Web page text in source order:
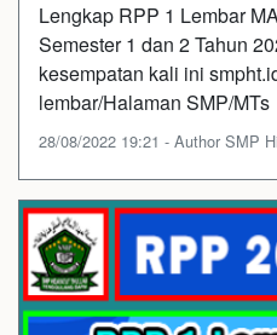
Lengkap RPP 1 Lembar
Semester 1 dan 2 Tahun
kesempatan kali ini
lembar/Halaman SMP/MTs
28/08/2022 19:21 - Author SMP